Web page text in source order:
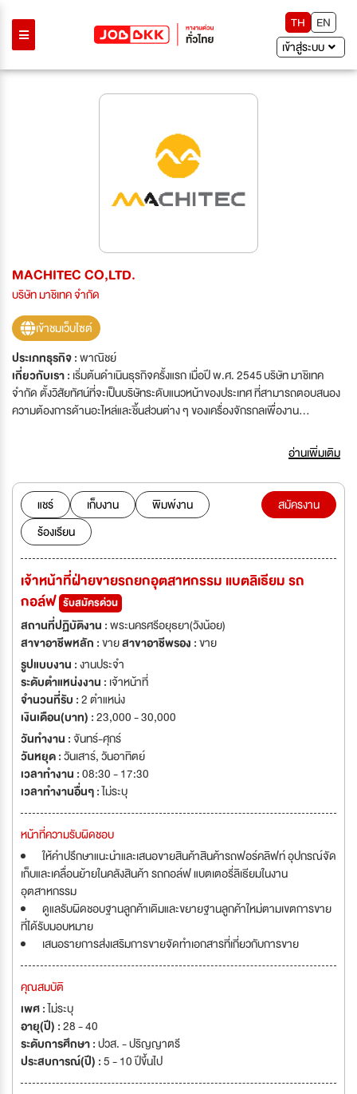
TH
EN
เข้าสู่ระบบ
MACHITEC CO,LTD.
บริษัท มาชิเทค จำกัด
เข้าชมเว็บไซต์
ประเภทธุรกิจ :พาณิชย์
เกี่ยวกับเรา : เริ่มต้นดำเนินธุรกิจครั้งแรก เมื่อปี พ.ศ. 2545 บริษัท มาชิเทค
จำกัด ตั้งวิสัยทัศน์ที่จะเป็นบริษัทระดับแนวหน้าของประเทศ ที่สามารถตอบสนอง
ความต้องการด้านอะไหล่และชิ้นส่วนต่าง ๆ ของเครื่องจักรกลเพื่องาน
อุปกรณ์ Materials Handling Equipment เช่น อะไหล่รถลาก รถดันเครืองบิน
อะไหล่อุปกรณ์ขนถ่ายในท่าเรือและสนามบิน อะไหล่รถกระเช้า อะไหล่รถขุดเล็ก นำ
เข้าและจัดจำหน่ายอะไหล่เครื่องจักรกลการเกษตร เช่น อะไหล่รถไถ อะไหล่รถ
เกี่ยวข้าว รถเกี่ยวข้าวโพด อะไหล่รถเจาะบาดาล ให้เช่าและจัดจำหน่ายรถโฟล์ค
ลิฟท์ รถยกลากประเภทต่าง ๆ ทั้งระบบเครื่องยนต์และระบบไฟฟ้า ทั้งรถใหม่และ
รถมือสอง จำหน่ายแบตเตอรี่ลิเธียม และตู้ชาร์จสำหรับแบตเตอรรี่ลิเธียม
จำหน่ายสินค้าเกี่ยวกับ Smart Farming ปั๊มน้ำโซลาร์เซลล์ โดรนการเกษตร
ระบบควบคุมการเพาะปลูกอัตโนมัติผ่านมือถือ หุ่นยนต์การเกษตร บริการขน
ย้ายรถโฟล์คลิฟท์ด้วยรถสไลด์
อ่านเพิ่มเติม
แชร์ เก็บงาน
พิมพ์งาน
ร้องเรียน
สมัครงาน
เจ้าหน้าที่ฝ่ายขายรถยกอุตสาหกรรม แบตลิเธียม รถ
กอล์ฟ รับสมัครด่วน
สถานที่ปฏิบัติงาน :พระนครศรีอยุธยา(วังน้อย)
สาขาอาชีพหลัก :ขายสาขาอาชีพรอง :ขาย
รูปแบบงาน :งานประจำ
ระดับตำแหน่งงาน : เจ้าหน้าที่
จำนวนที่รับ :2 ตำแหน่ง
เงินเดือน(บาท) :23,000 - 30,000
วันทำงาน :จันทร์-ศุกร์
วันหยุด :วันเสาร์,วันอาทิตย์
เวลาทำงาน :08:30 - 17:30
เวลาทำงานอื่นๆ :ไม่ระบุ
หน้าที่ความรับผิดชอบ
ให้คำปรึกษาแนะนำและเสนอขายสินค้าสินค้ารถฟอร์คลิฟท์ อุปกรณ์จัด
เก็บและเคลื่อนย้ายในคลังสินค้า รถกอล์ฟ แบตเตอรี่ลิเธียมในงาน
อุตสาหกรรม
ดูแลรับผิดชอบฐานลูกค้าเดิมและขยายฐานลูกค้าใหม่ตามเขตการขาย
ที่ได้รับมอบหมาย
เสนอรายการส่งเสริมการขายจัดทำเอกสารที่เกี่ยวกับการขาย
คุณสมบัติ
เพศ :ไม่ระบุ
อายุ(ปี) :28 - 40
ระดับการศึกษา :ปวส. - ปริญญาตรี
ประสบการณ์(ปี) :5 - 10 ปีขึ้นไป